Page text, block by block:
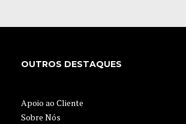
OUTROS DESTAQUES
Apoio ao Cliente
Sobre Nós